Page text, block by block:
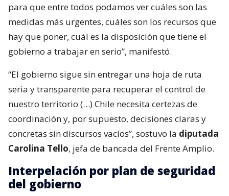
para que entre todos podamos ver cuáles son las
medidas más urgentes, cuáles son los recursos que
hay que poner, cuál es la disposición que tiene el
gobierno a trabajar en serio”, manifestó.
“El gobierno sigue sin entregar una hoja de ruta
seria y transparente para recuperar el control de
nuestro territorio (…) Chile necesita certezas de
coordinación y, por supuesto, decisiones claras y
concretas sin discursos vacíos”, sostuvo la diputada
Carolina Tello, jefa de bancada del Frente Amplio.
Interpelación por plan de seguridad
del gobierno